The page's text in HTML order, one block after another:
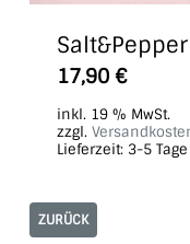
17,90 €
inkl. 19 % MwSt.
zzgl.
Lieferzeit: 3-5 Tage
ZURÜCK